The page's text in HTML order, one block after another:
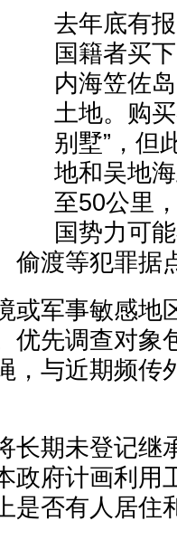
去年底有
国籍者买
内海笠佐
土地。购
别墅”，但
地和吴地
至50公里
国势力可
偷渡等犯罪据
或军事敏感地
优先调查对象
，与近期频传
长期未登记继
政府计画利用
是否有人居住